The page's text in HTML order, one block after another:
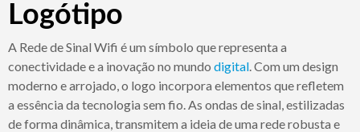
Logótipo
A Rede de Sinal Wifi é um símbolo que representa a
conectividade e a inovação no mundo digital. Com um design
moderno e arrojado, o logo incorpora elementos que refletem
a essência da tecnologia sem fio. As ondas de sinal, estilizadas
de forma dinâmica, transmitem a ideia de uma rede robusta e